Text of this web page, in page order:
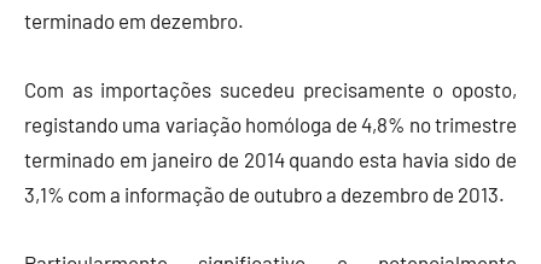
terminado em dezembro.
Com as importações sucedeu precisamente o oposto,
registando uma variação homóloga de 4,8% no trimestre
terminado em janeiro de 2014 quando esta havia sido de
3,1% com a informação de outubro a dezembro de 2013.